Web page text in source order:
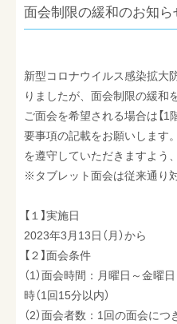
ドクターズコスメ
採用情報
お問い合わせ
面会制限の緩和のお知ら
新型コロナウイルス感染拡大
りましたが、面会制限の緩和
ご面会を希望される場合は【1
要事項の記載をお願いします
を遵守していただきますよう
※タブレット面会は従来通り
【１】実施日
2023年3月13日（月）から
【２】面会条件
（1）面会時間：月曜日～金曜
時（1回15分以内）
（2）面会者数：1回の面会に